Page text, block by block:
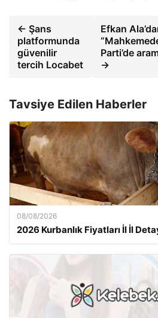
← Şans
platformunda
güvenilir
tercih Locabet
Efkan
Parti’de
→
Tavsiye Edilen Haberler
08/08/2026
2026 Kurbanlık Fiyatları İl İl